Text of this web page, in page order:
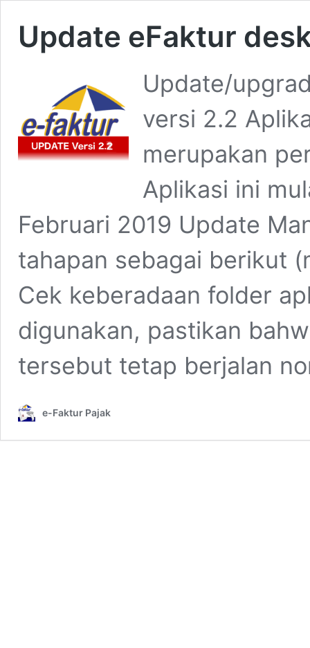
Update eFaktur
Update/
versi 2.2
merupakan
Aplikasi ini
Februari 2019 Update
tahapan sebagai berikut
Cek keberadaan folder
digunakan, pastikan
tersebut tetap berjalan
e-Faktur Pajak